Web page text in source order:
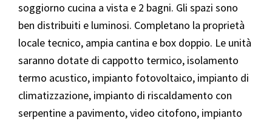
soggiorno cucina a vista e 2 bagni. Gli spazi sono
ben distribuiti e luminosi. Completano la proprietà
locale tecnico, ampia cantina e box doppio. Le unità
saranno dotate di cappotto termico, isolamento
termo acustico, impianto fotovoltaico, impianto di
climatizzazione, impianto di riscaldamento con
serpentine a pavimento, video citofono, impianto